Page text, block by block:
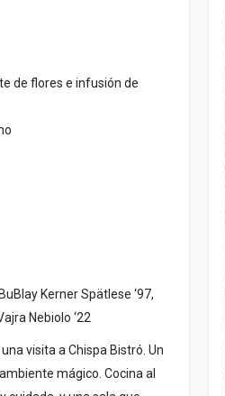
de flores e infusión de
Kerner Spätlese ‘97,
Nebiolo ‘22
visita a Chispa Bistró. Un
mágico. Cocina al